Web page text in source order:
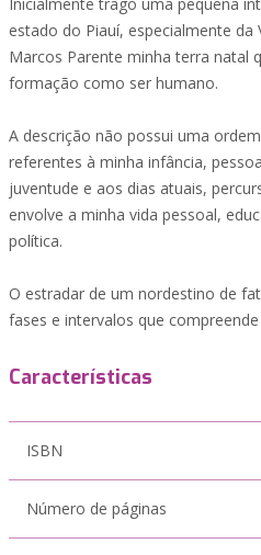
estado do Piauí, especialmente da
Marcos Parente minha terra natal
formação como ser humano.
A descrição não possui uma
referentes à minha infância,
juventude e aos dias atuais,
envolve a minha vida pessoal,
política.
O estradar de um nordestino de
fases e intervalos que
Características
ISBN
Número de páginas